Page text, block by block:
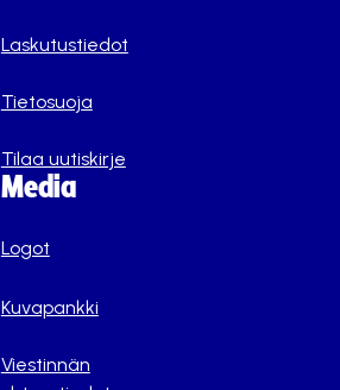
Laskutustiedot
Tietosuoja
Tilaa uutiskirje
Media
Logot
Kuvapankki
Viestinnän